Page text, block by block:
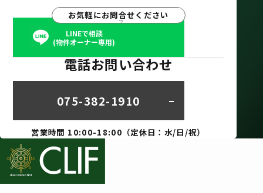
お気軽にお問合せください
LINEで相談
(物件オーナー専用)
電話お問い合わせ
075-382-1910
営業時間 10:00-18:00（定休日：水/日/祝）